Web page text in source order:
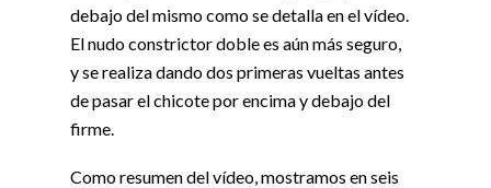
debajo del mismo como se detalla en el vídeo.
El nudo constrictor doble es aún más seguro,
y se realiza dando dos primeras vueltas antes
de pasar el chicote por encima y debajo del
firme.
Como resumen del vídeo, mostramos en seis